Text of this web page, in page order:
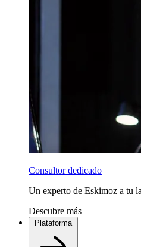
Consultor dedicado
Un experto de Eskimoz a tu
Descubre más
Plataforma